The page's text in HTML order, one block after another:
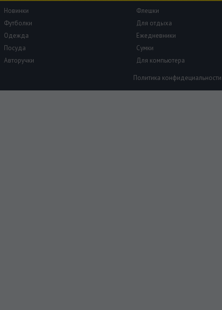
Новинки
Флешки
Футболки
Для отдыха
Одежда
Ежедневники
Посуда
Сумки
Авторучки
Для компьютера
Политика конфидециальности